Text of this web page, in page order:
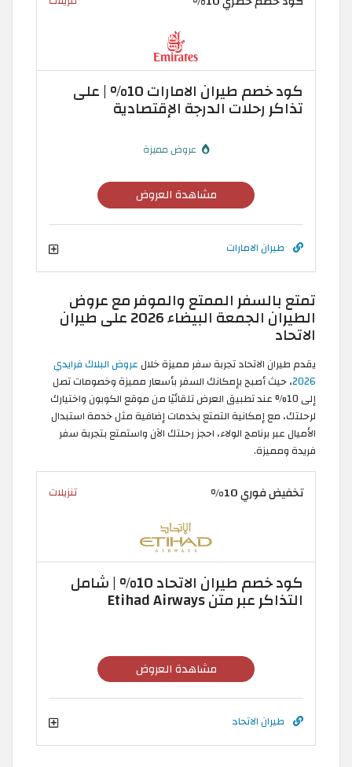
كود خصم طيران الامارات 10% | على
تذاكر رحلات الدرجة الإقتصادية
عروض مميزة
مشاهدة العروض
طيران الامارات
تمتع بالسفر الممتع والموفر مع عروض
الطيران الجمعة البيضاء 2026 على طيران
الاتحاد
يقدم طيران الاتحاد تجربة سفر مميزة خلال عروض البلاك فرايدي
2026، حيث أصبح بإمكانك السفر بأسعار مميزة وخصومات تصل
إلى 10% عند تطبيق العرض تلقائيًا من موقع الكوبون واختيارك
لرحلتك، مع إمكانية التمتع بخدمات إضافية مثل خدمة استبدال
الأميال عبر برنامج الولاء، احجز رحلتك الآن واستمتع بتجربة سفر
فريدة ومميزة.
تخفيض فوري 10% تنزيلات
كود خصم طيران الاتحاد 10% | شامل
التذاكر عبر متن Etihad Airways
مشاهدة العروض
طيران الاتحاد